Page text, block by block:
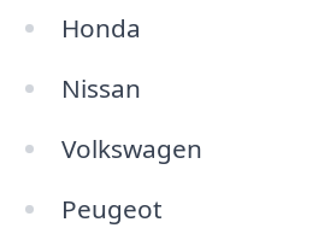
Honda
Nissan
Volkswagen
Peugeot